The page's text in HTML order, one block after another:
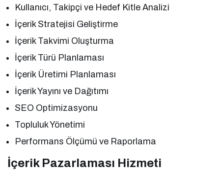
Kullanıcı, Takipçi ve Hedef Kitle Analizi
İçerik Stratejisi Geliştirme
İçerik Takvimi Oluşturma
İçerik Türü Planlaması
İçerik Üretimi Planlaması
İçerik Yayını ve Dağıtımı
SEO Optimizasyonu
Topluluk Yönetimi
Performans Ölçümü ve Raporlama
İçerik Pazarlaması Hizmeti